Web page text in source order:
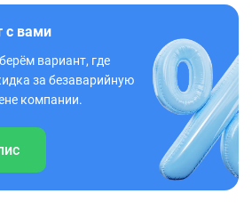
с вами
вариант, где
за безаварийную
компании.